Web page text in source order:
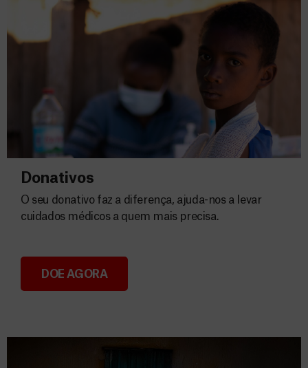
Donativos
Donativos
O seu donativo faz a diferença, ajuda-nos a levar
cuidados médicos a quem mais precisa.
DOE AGORA